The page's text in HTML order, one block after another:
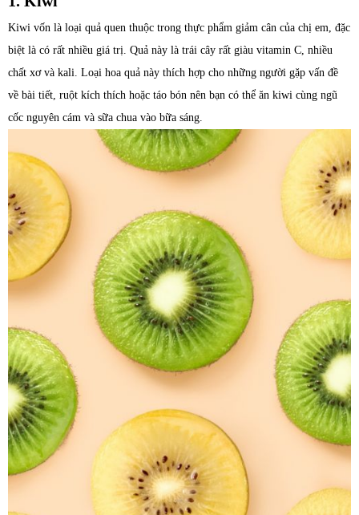
Kiwi vốn là loại quả quen thuộc trong thực phẩm giảm cân của chị em, đặc
biệt là có rất nhiều giá trị. Quả này là trái cây rất giàu vitamin C, nhiều
chất xơ và kali. Loại hoa quả này thích hợp cho những người gặp vấn đề
về bài tiết, ruột kích thích hoặc táo bón nên bạn có thể ăn kiwi cùng ngũ
cốc nguyên cám và sữa chua vào bữa sáng.